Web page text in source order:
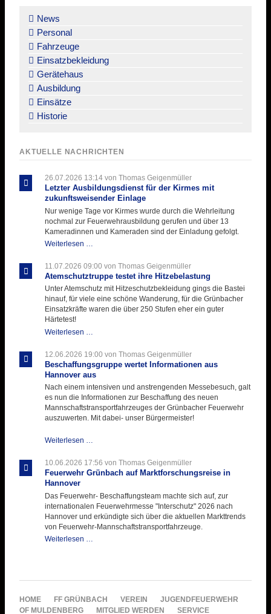
überspringen
News
Personal
Fahrzeuge
Einsatzbekleidung
Gerätehaus
Ausbildung
Einsätze
Historie
AKTUELLE NACHRICHTEN
26.07.2026 13:14von Thomas Geigenmüller
Letzter Ausbildungsdienst für der Kirmes mit
zukunftsweisender Einlage
Nur wenige Tage vor Kirmes wurde durch die Wehrleitung
nochmal zur Feuerwehrausbildung gerufen und über 13
Kameradinnen und Kameraden sind der Einladung gefolgt.
Weiterlesen …
für
der
Kirmes
mit
zukunftsweisender
11.07.2026 09:00 von Thomas Geigenmüller
Atemschutztruppe testet ihre Hitzebelastung
Unter Atemschutz mit Hitzeschutzbekleidung gings die Bastei
hinauf, für viele eine schöne Wanderung, für die Grünbacher
Einsatzkräfte waren die über 250 Stufen eher ein guter
Härtetest!
Weiterlesen …
ihre
Hitzebelastung
12.06.2026 19:00 von Thomas Geigenmüller
Beschaffungsgruppe wertet Informationen aus
Hannover aus
Nach einem intensiven und anstrengenden Messebesuch, galt
es nun die Informationen zur Beschaffung des neuen
Mannschaftstransportfahrzeuges der Grünbacher Feuerwehr
auszuwerten. Mit dabei- unser Bürgermeister!
Weiterlesen …
Informationen
aus
10.06.2026 17:56 von Thomas Geigenmüller
Feuerwehr Grünbach auf Marktforschungsreise in
Hannover
Das Feuerwehr- Beschaffungsteam machte sich auf, zur
internationalen Feuerwehrmesse "Interschutz" 2026 nach
Hannover und erkündigte sich über die aktuellen Markttrends
von Feuerwehr-Mannschaftstransportfahrzeuge.
Weiterlesen …
in
NAVIGATION
ÜBERSPRINGEN
HOME FF GRÜNBACH VEREIN
JUGENDFEUERWEHR
OF MULDENBERG
MITGLIED WERDEN SERVICE